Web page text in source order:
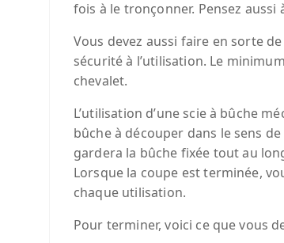
fois à le tronçonner. Pensez
Vous devez aussi faire en sorte
sécurité à l’utilisation. Le
chevalet.
L’utilisation d’une scie à bûche
bûche à découper dans le sens
gardera la bûche fixée tout au
Lorsque la coupe est terminée,
chaque utilisation.
Pour terminer, voici ce que vous